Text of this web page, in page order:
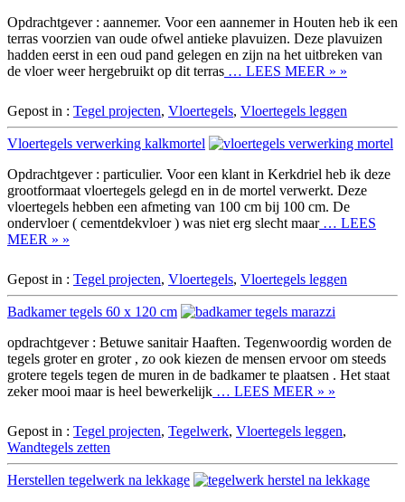
Opdrachtgever : aannemer. Voor een aannemer in Houten heb ik een
terras voorzien van oude ofwel antieke plavuizen. Deze plavuizen
hadden eerst in een oud pand gelegen en zijn na het uitbreken van
de vloer weer hergebruikt op dit terras … LEES MEER » »
Gepost in : Tegel projecten, Vloertegels, Vloertegels leggen
Vloertegels verwerking kalkmortel
Opdrachtgever : particulier. Voor een klant in Kerkdriel heb ik deze
grootformaat vloertegels gelegd en in de mortel verwerkt. Deze
vloertegels hebben een afmeting van 100 cm bij 100 cm. De
ondervloer ( cementdekvloer ) was niet erg slecht maar… LEES
MEER » »
Gepost in : Tegel projecten, Vloertegels, Vloertegels leggen
Badkamer tegels 60 x 120 cm
opdrachtgever : Betuwe sanitair Haaften. Tegenwoordig worden de
tegels groter en groter , zo ook kiezen de mensen ervoor om steeds
grotere tegels tegen de muren in de badkamer te plaatsen . Het staat
zeker mooi maar is heel bewerkelijk … LEES MEER » »
Gepost in : Tegel projecten, Tegelwerk, Vloertegels leggen,
Wandtegels zetten
Herstellen tegelwerk na lekkage